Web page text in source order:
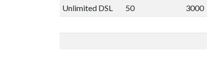
Unlimited DSL
50 3000